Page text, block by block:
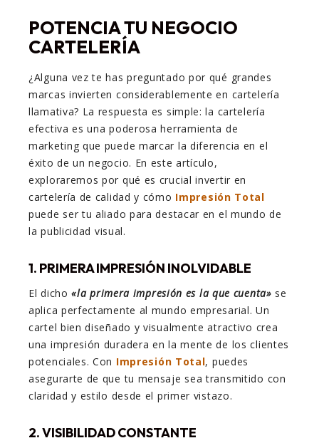
POTENCIA TU NEGOCIO
CARTELERÍA
¿Alguna vez te has preguntado por qué grandes
marcas invierten considerablemente en cartelería
llamativa? La respuesta es simple: la cartelería
efectiva es una poderosa herramienta de
marketing que puede marcar la diferencia en el
éxito de un negocio. En este artículo,
exploraremos por qué es crucial invertir en
cartelería de calidad y cómo Impresión Total
puede ser tu aliado para destacar en el mundo de
la publicidad visual.
1. PRIMERA IMPRESIÓN INOLVIDABLE
El dicho«la primera impresión es la que cuenta» se
aplica perfectamente al mundo empresarial. Un
cartel bien diseñado y visualmente atractivo crea
una impresión duradera en la mente de los clientes
potenciales. Con Impresión Total, puedes
asegurarte de que tu mensaje sea transmitido con
claridad y estilo desde el primer vistazo.
2. VISIBILIDAD CONSTANTE